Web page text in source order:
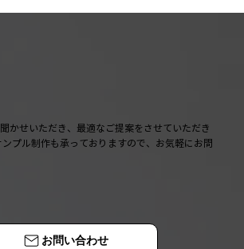
かせいただき、最適なご提案をさせていただき
プル制作も承っておりますので、お気軽にお問
お問い合わせ